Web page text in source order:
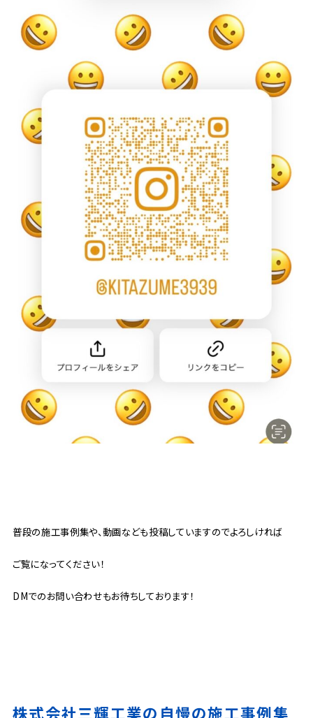
普段の施工事例集や、動画なども投稿していますのでよろしければ
ご覧になってください！
DMでのお問い合わせもお待ちしております！
株式会社三輝工業の自慢の施工事例集